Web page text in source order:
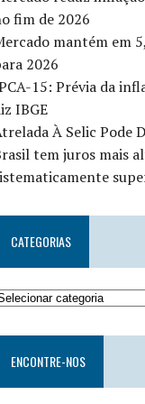
fim de 2026
mantém em
2026
15: Prévia da
IBGE
À Selic Pode
tem juros mais
CATEGORIAS
ENCONTRE-NOS